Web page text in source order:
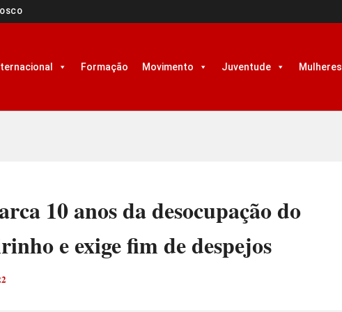
Formação Movimento Juventude Mulheres
10 anos da desocupação do
e exige fim de despejos